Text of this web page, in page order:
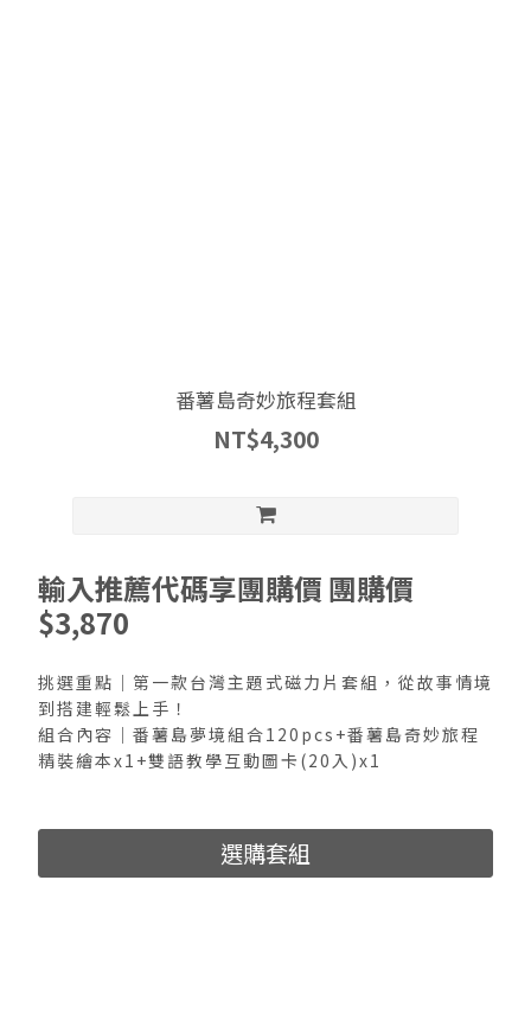
番薯島奇妙旅程套組
NT$4,300
輸入推薦代碼享團購價 團購價
$3,870
挑選重點｜第一款台灣主題式磁力片套組，從故事情境
到搭建輕鬆上手！
組合內容｜番薯島夢境組合120pcs+番薯島奇妙旅程
精裝繪本x1+雙語教學互動圖卡(20入)x1
選購套組